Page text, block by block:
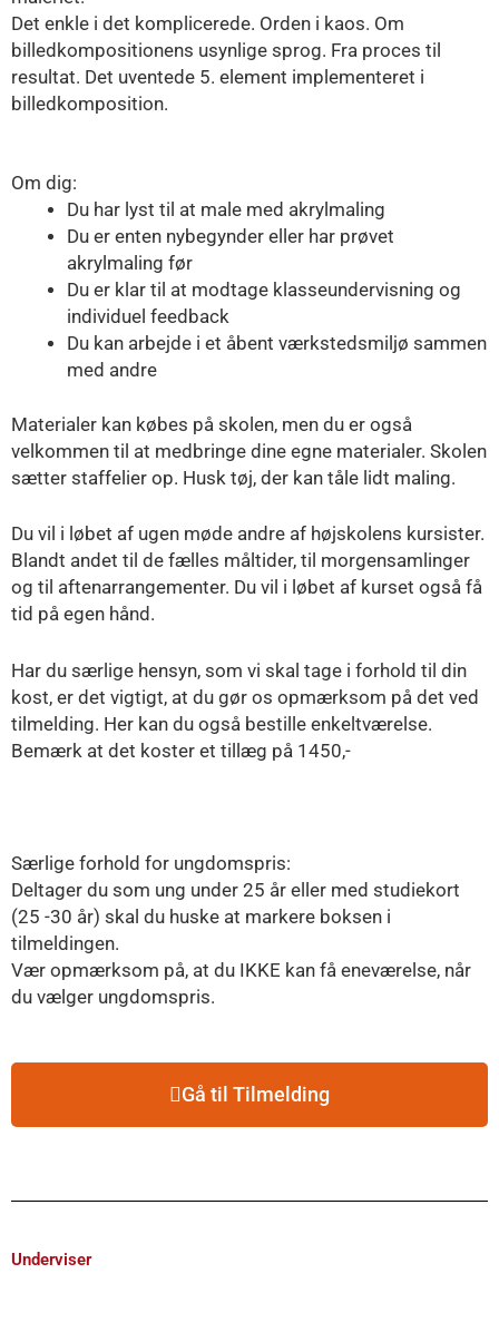
Det enkle i det komplicerede. Orden i kaos. Om
billedkompositionens usynlige sprog. Fra proces til
resultat. Det uventede 5. element implementeret i
billedkomposition.
Om dig:
Du har lyst til at male med akrylmaling
Du er enten nybegynder eller har prøvet
akrylmaling før
Du er klar til at modtage klasseundervisning og
individuel feedback
Du kan arbejde i et åbent værkstedsmiljø sammen
med andre
Materialer kan købes på skolen, men du er også
velkommen til at medbringe dine egne materialer. Skolen
sætter staffelier op. Husk tøj, der kan tåle lidt maling.
Du vil i løbet af ugen møde andre af højskolens kursister.
Blandt andet til de fælles måltider, til morgensamlinger
og til aftenarrangementer. Du vil i løbet af kurset også få
tid på egen hånd.
Har du særlige hensyn, som vi skal tage i forhold til din
kost, er det vigtigt, at du gør os opmærksom på det ved
tilmelding. Her kan du også bestille enkeltværelse.
Bemærk at det koster et tillæg på 1450,-
Særlige forhold for ungdomspris:
Deltager du som ung under 25 år eller med studiekort
(25 -30 år) skal du huske at markere boksen i
tilmeldingen.
Vær opmærksom på, at du IKKE kan få eneværelse, når
du vælger ungdomspris.
Gå til Tilmelding
Underviser